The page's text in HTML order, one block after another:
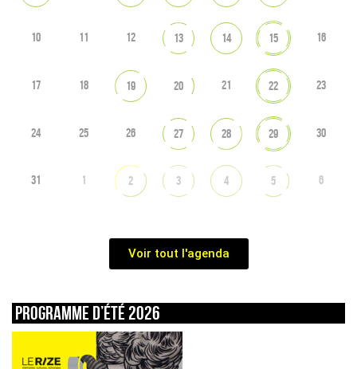
10 11 12 13 14 15 16
17 18 19 20 21 22 23
24 25 26 27 28 29 30
31 1 2 3 4 5 6
Voir tout l'agenda
Programme d’été 2026